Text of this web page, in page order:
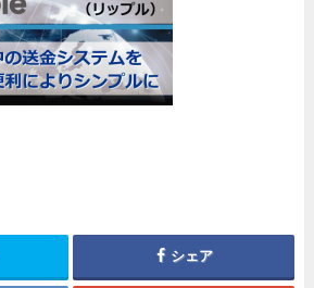
シェア